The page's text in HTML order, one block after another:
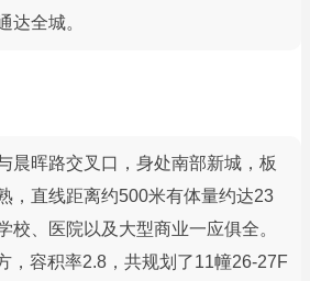
达全城。
晨晖路交叉口，身处南部新城，板
，直线距离约500米有体量约达23
校、医院以及大型商业一应俱全。
，容积率2.8，共规划了11幢26-27F